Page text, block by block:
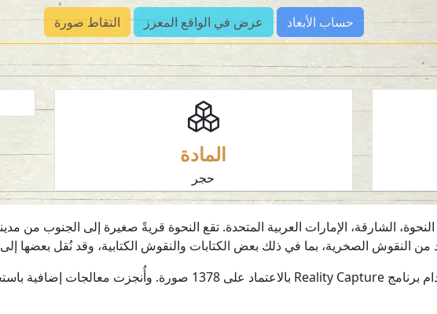
حساب الأبعاد عرض في الواقع المعزز التقاط صورة
المادة
حجر
الشارقة، الإمارات العربية المتحدة. تقع النحوة قريةً صغيرة إلى الجنوب من
النقوش الصخرية، بما في ذلك بعض الكتابات والنقوش الكتابية، وقد نُقل بعضها إلى